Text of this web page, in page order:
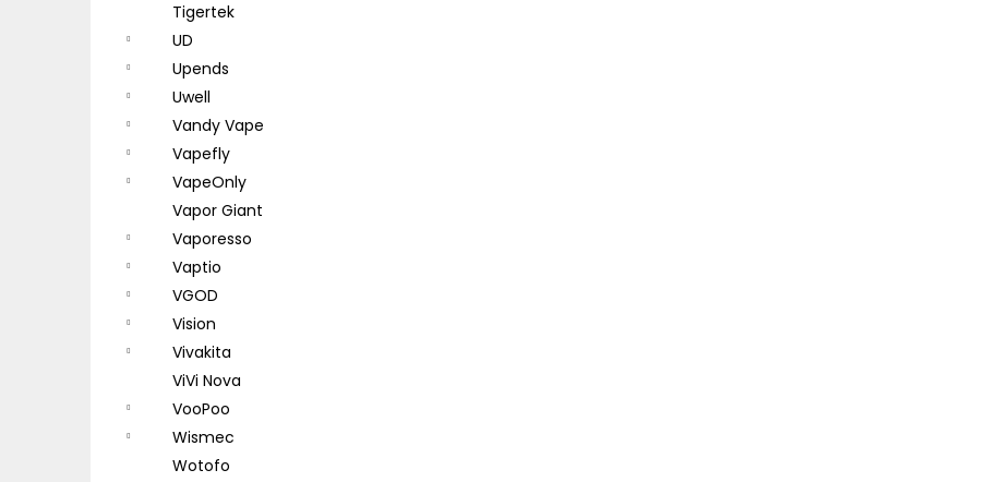
Tigertek
UD
Upends
Uwell
Vandy Vape
Vapefly
VapeOnly
Vapor Giant
Vaporesso
Vaptio
VGOD
Vision
Vivakita
ViVi Nova
VooPoo
Wismec
Wotofo